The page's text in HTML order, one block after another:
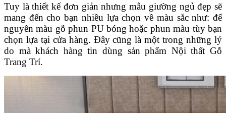
Tuy là thiết kế đơn giản nhưng mẫu giường ngủ đẹp sẽ
mang đến cho bạn nhiều lựa chọn về màu sắc như: để
nguyên màu gỗ phun PU bóng hoặc phun màu tùy bạn
chọn lựa tại cửa hàng. Đây cũng là một trong những lý
do mà khách hàng tin dùng sản phẩm Nội thất Gỗ
Trang Trí.